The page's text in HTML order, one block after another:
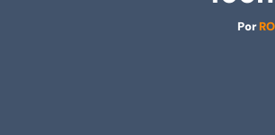
Por